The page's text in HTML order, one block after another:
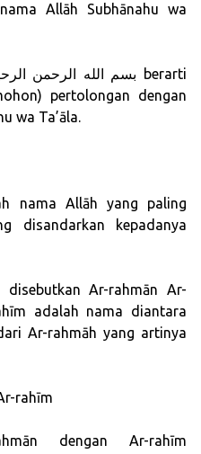
Allāh Subhānahu wa
pertolongan dengan
wa Ta’āla.
nama Allāh yang paling
disandarkan kepadanya
Ar-rahmān Ar-
adalah nama diantara
Ar-rahmāh yang artinya
rahīm
dengan Ar-rahīm